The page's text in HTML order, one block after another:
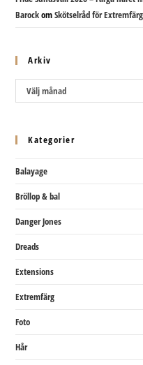
BarockomSkötselråd för
Arkiv
ArkivVälj månad
Kategorier
Balayage
Bröllop & bal
Danger Jones
Dreads
Extensions
Extremfärg
Foto
Hår